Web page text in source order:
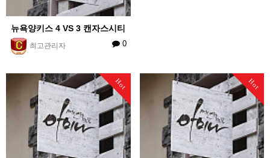
뉴욕양키스 4 VS 3 캔자스시티
최고관리자 0
Hot Hot